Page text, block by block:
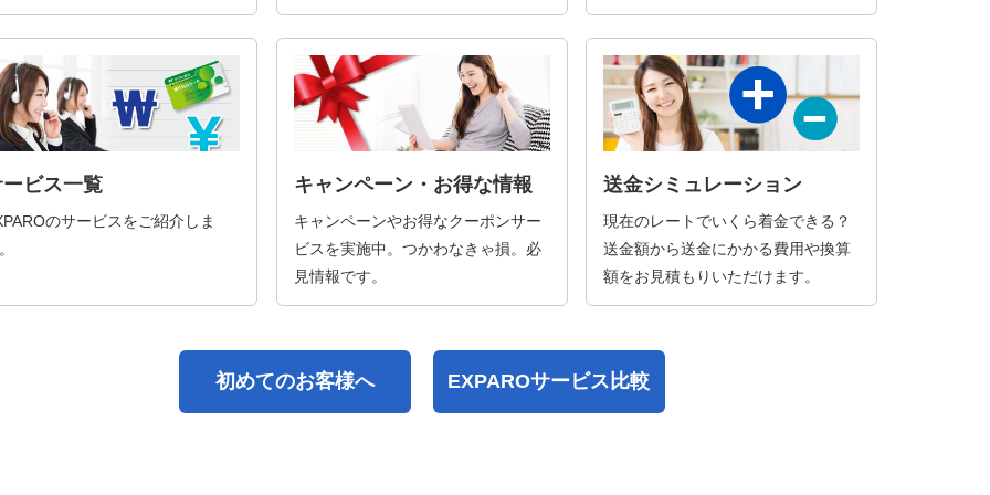
ビス一覧
のサービスをご紹介しま
キャンペーン・お得な情報
キャンペーンやお得なクーポンサー
ビスを実施中。つかわなきゃ損。必
見情報です。
送金シミュレーション
現在のレートでいくら着金できる？
送金額から送金にかかる費用や換算
額をお見積もりいただけます。
初めてのお客様へ EXPAROサービス比較